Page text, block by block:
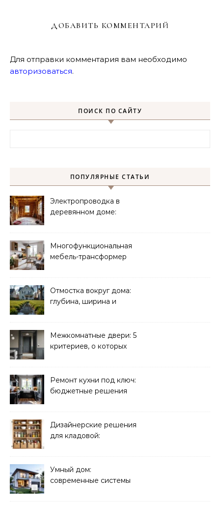
ДОБАВИТЬ КОММЕНТАРИЙ
Для отправки комментария вам необходимо
авторизоваться.
ПОИСК ПО САЙТУ
ПОПУЛЯРНЫЕ СТАТЬИ
Электропроводка в
деревянном доме:
Многофункциональная
мебель-трансформер
Отмостка вокруг дома:
глубина, ширина и
Межкомнатные двери: 5
критериев, о которых
Ремонт кухни под ключ:
бюджетные решения
Дизайнерские решения
для кладовой:
Умный дом:
современные системы